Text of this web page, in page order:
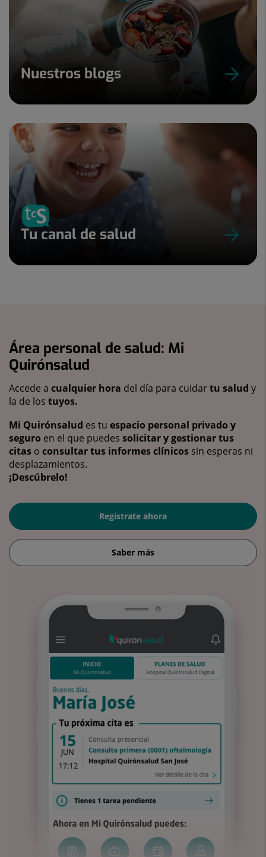
Nuestros blogs
Tu canal de salud
Área personal de salud: Mi
Quirónsalud
Accede a cualquier hora del día para cuidartu salud y
la de los tuyos.
Mi Quirónsalud es tu espacio personal privado y
seguro en el que puedes solicitar y gestionar tus
citas o consultar tus informes clínicos sin esperas ni
desplazamientos.
¡Descúbrelo!
Regístrate ahora
Saber más